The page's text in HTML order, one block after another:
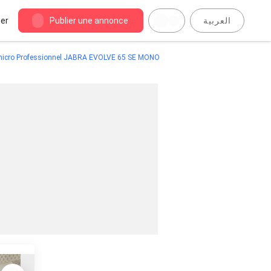
Publier une annonce العربية
Professionnel JABRA EVOLVE 65 SE MONO